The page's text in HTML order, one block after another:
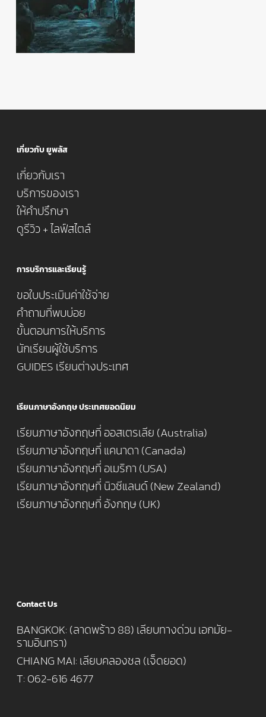
เกี่ยวกับ ยูพลัส
เกี่ยวกับเรา
บริการของเรา
ให้คำปรึกษา
ดูรีวิว + ไลฟ์สไตล์
การบริการและเรียนรู้
ขอใบประเมินค่าใช้จ่าย
คำถามที่พบบ่อย
ขั้นตอนการให้บริการ
นักเรียนผู้ใช้บริการ
GUIDES เรียนต่างประเทศ
เรียนภาษาอังกฤษ ประเทศยอดนิยม
เรียนภาษาอังกฤษที่ ออสเตรเลีย (Australia)
เรียนภาษาอังกฤษที่ แคนาดา (Canada)
เรียนภาษาอังกฤษที่ อเมริกา (USA)
เรียนภาษาอังกฤษที่ นิวซีแลนด์ (New Zealand)
เรียนภาษาอังกฤษที่ อังกฤษ (UK)
Contact Us
BANGKOK: (ลาดพร้าว 88) เลียบทางด่วน เอกมัย-
รามอินทรา)
CHIANG MAI: เลียบคลองชล (เจ็ดยอด)
T: 062-616 4677